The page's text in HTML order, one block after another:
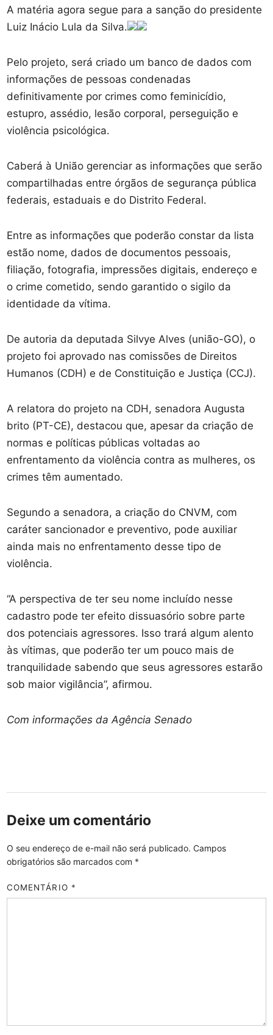
A matéria agora segue para a sanção do presidente
Luiz Inácio Lula da Silva.
Pelo projeto, será criado um banco de dados com
informações de pessoas condenadas
definitivamente por crimes como feminicídio,
estupro, assédio, lesão corporal, perseguição e
violência psicológica.
Caberá à União gerenciar as informações que serão
compartilhadas entre órgãos de segurança pública
federais, estaduais e do Distrito Federal.
Entre as informações que poderão constar da lista
estão nome, dados de documentos pessoais,
filiação, fotografia, impressões digitais, endereço e
o crime cometido, sendo garantido o sigilo da
identidade da vítima.
De autoria da deputada Silvye Alves (união-GO), o
projeto foi aprovado nas comissões de Direitos
Humanos (CDH) e de Constituição e Justiça (CCJ).
A relatora do projeto na CDH, senadora Augusta
brito (PT-CE), destacou que, apesar da criação de
normas e políticas públicas voltadas ao
enfrentamento da violência contra as mulheres, os
crimes têm aumentado.
Segundo a senadora, a criação do CNVM, com
caráter sancionador e preventivo, pode auxiliar
ainda mais no enfrentamento desse tipo de
violência.
“A perspectiva de ter seu nome incluído nesse
cadastro pode ter efeito dissuasório sobre parte
dos potenciais agressores. Isso trará algum alento
às vítimas, que poderão ter um pouco mais de
tranquilidade sabendo que seus agressores estarão
sob maior vigilância”, afirmou.
Com informações da Agência Senado
Deixe um comentário
O seu endereço de e-mail não será publicado. Campos
obrigatórios são marcados com *
COMENTÁRIO *